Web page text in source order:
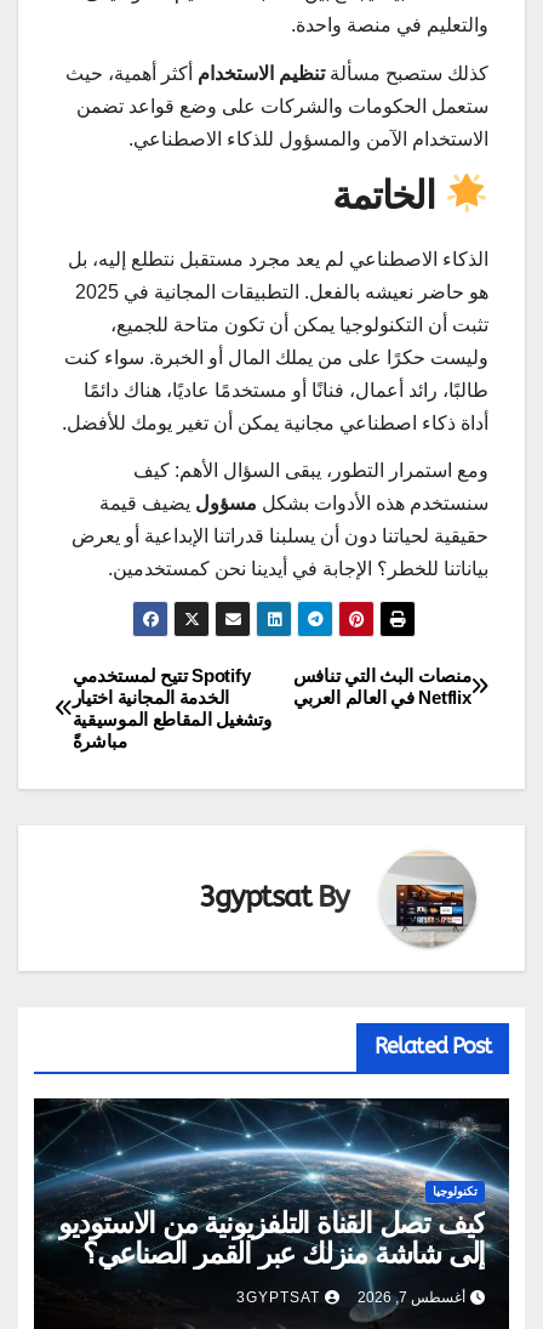
والتعليم في منصة واحدة.
كذلك ستصبح مسألةتنظيم الاستخدام أكثر أهمية، حيث
ستعمل الحكومات والشركات على وضع قواعد تضمن
الاستخدام الآمن والمسؤول للذكاء الاصطناعي.
الخاتمة
الذكاء الاصطناعي لم يعد مجرد مستقبل نتطلع إليه، بل
هو حاضر نعيشه بالفعل. التطبيقات المجانية في 2025
تثبت أن التكنولوجيا يمكن أن تكون متاحة للجميع،
وليست حكرًا على من يملك المال أو الخبرة. سواء كنت
طالبًا، رائد أعمال، فنانًا أو مستخدمًا عاديًا، هناك دائمًا
أداة ذكاء اصطناعي مجانية يمكن أن تغير يومك للأفضل.
ومع استمرار التطور، يبقى السؤال الأهم: كيف
سنستخدم هذه الأدوات بشكل مسؤول يضيف قيمة
حقيقية لحياتنا دون أن يسلبنا قدراتنا الإبداعية أو يعرض
بياناتنا للخطر؟ الإجابة في أيدينا نحن كمستخدمين.
تصفّح
Spotify تتيح لمستخدمي
الخدمة المجانية اختيار
وتشغيل المقاطع الموسيقية
مباشرةً
منصات البث التي تنافس
Netflix في العالم العربي
By
3gyptsat
Related Post
تكنولوجيا
كيف تصل القناة التلفزيونية من الاستوديو
إلى شاشة منزلك عبر القمر الصناعي؟
أغسطس 7, 2026 3GYPTSAT